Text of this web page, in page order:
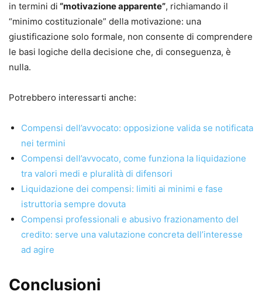
Lucilla Nigro
Autrice di formulari giuridici, unitamente al padre avv.
Benito Nigro, dall’anno 1990. Avvocato cassazionista,
Giudice di pace in Agropoli.
in termini di “motivazione apparente”, richiamando il
“minimo costituzionale” della motivazione: una
giustificazione solo formale, non consente di comprendere
le basi logiche della decisione che, di conseguenza, è
nulla.
Potrebbero interessarti anche:
Compensi dell’avvocato: opposizione valida se notificata
nei termini
Compensi dell’avvocato, come funziona la liquidazione
tra valori medi e pluralità di difensori
Liquidazione dei compensi: limiti ai minimi e fase
istruttoria sempre dovuta
Compensi professionali e abusivo frazionamento del
credito: serve una valutazione concreta dell’interesse
ad agire
Conclusioni